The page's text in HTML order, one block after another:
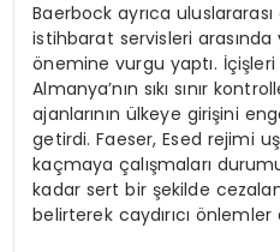
Baerbock ayrıca
istihbarat servisleri arasında
önemine vurgu yaptı. İçişleri
Almanya’nın sıkı sınır
ajanlarının ülkeye girişini
getirdi. Faeser, Esed rejimi
kaçmaya çalışmaları
kadar sert bir şekilde
belirterek caydırıcı önlemler